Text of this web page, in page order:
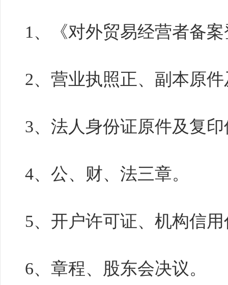
1、《对外贸易经营者备
2、营业执照正、副本原
3、法人身份证原件及复
4、公、财、法三章。
5、开户许可证、机构信
6、章程、股东会决议。